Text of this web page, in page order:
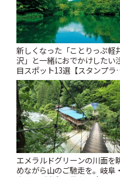
新しくなった「ことりっぷ軽
沢」と一緒におでかけしたい
目スポット13選【スタンプラ
ー開催中】 | ことりっぷ
エメラルドグリーンの川面を
めながら山のご馳走を。岐阜・